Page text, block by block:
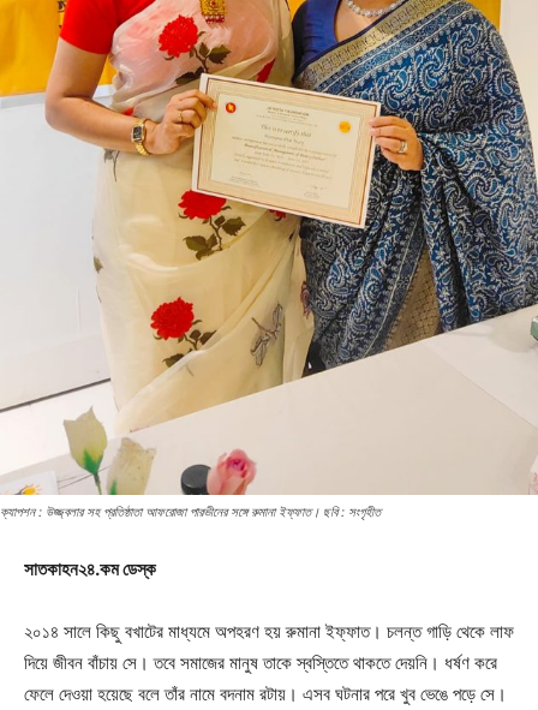
ক্যাপশন : উজ্জ্বলার সহ প্রতিষ্ঠাতা আফরোজা পারভীনের সঙ্গে রুমানা ইফ্ফাত। ছবি : সংগৃহীত
সাতকাহন২৪.কম ডেস্ক
২০১৪ সালে কিছু বখাটের মাধ্যমে অপহরণ হয় রুমানা ইফ্ফাত। চলন্ত গাড়ি থেকে লাফ
দিয়ে জীবন বাঁচায় সে। তবে সমাজের মানুষ তাকে স্বস্তিতে থাকতে দেয়নি। ধর্ষণ করে
ফেলে দেওয়া হয়েছে বলে তাঁর নামে বদনাম রটায়। এসব ঘটনার পরে খুব ভেঙে পড়ে সে।